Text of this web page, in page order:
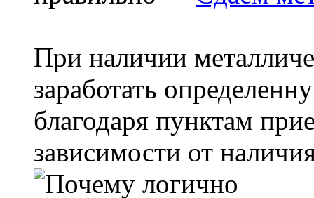
При наличии
заработать
благодаря пунктам
зависимости от